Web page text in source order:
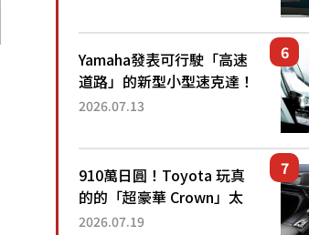
眼！ 配備豐富、超越售價
水準，堪稱高CP值代表的
「...
Yamaha發表可行駛「高速
道路」的新型小型速克達！
搭載能享受超強勁「渦輪
高階「Super Sport」車款
相同的...
2026.07.13
910萬日圓！Toyota 玩真
的的「超豪華 Crown」太
厲害了！採用由「匠人技
2026.07.19